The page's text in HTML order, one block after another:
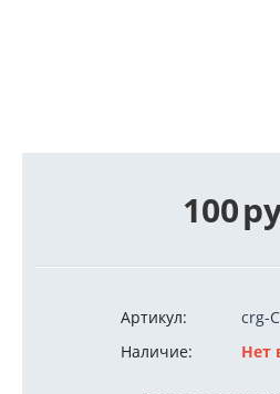
100
Артикул:
crg-
Наличие:
Нет